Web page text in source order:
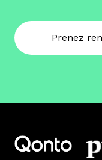
Prenez